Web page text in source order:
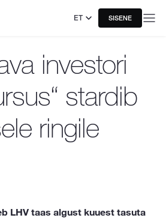
ET SISENE
investori
stardib
ringile
LHV taas algust kuuest tasuta